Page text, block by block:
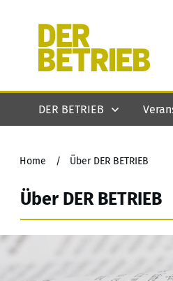
DER BETRIEB
Home / Über DER BETRIEB
Über DER BETRIEB